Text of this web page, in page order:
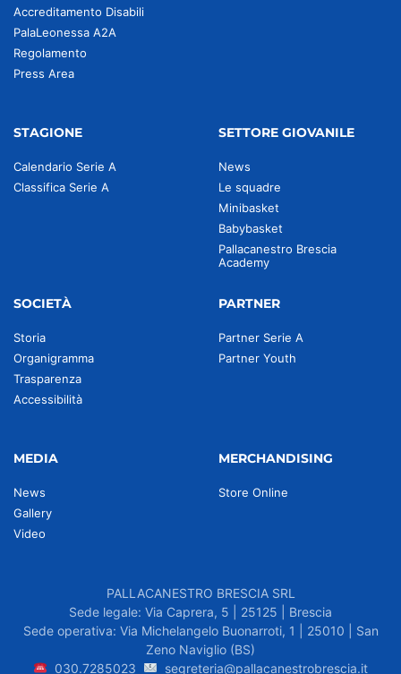
Accreditamento Disabili
PalaLeonessa A2A
Regolamento
Press Area
STAGIONE
Calendario Serie A
Classifica Serie A
SETTORE GIOVANILE
News
Le squadre
Minibasket
Babybasket
Pallacanestro Brescia
Academy
SOCIETÀ
Storia
Organigramma
Trasparenza
Accessibilità
PARTNER
Partner Serie A
Partner Youth
MEDIA
News
Gallery
Video
MERCHANDISING
Store Online
PALLACANESTRO BRESCIA SRL
Sede legale: Via Caprera, 5 | 25125 | Brescia
Sede operativa: Via Michelangelo Buonarroti, 1 | 25010 | San
Zeno Naviglio (BS)
030.7285023
segreteria@pallacanestrobrescia.it